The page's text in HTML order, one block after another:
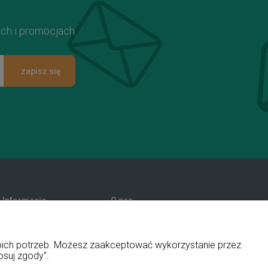
i promocjach
zapisz się
Informacje
Polityka prywatności
O nas
Blog
potrzeb. Możesz zaakceptować wykorzystanie przez
zgody".